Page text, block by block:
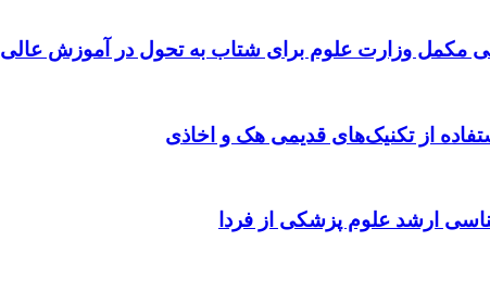
مکمل وزارت علوم برای شتاب به تحول در آموزش عالی
از تکنیک‌های قدیمی هک و اخاذی
ارشد علوم پزشکی از فردا